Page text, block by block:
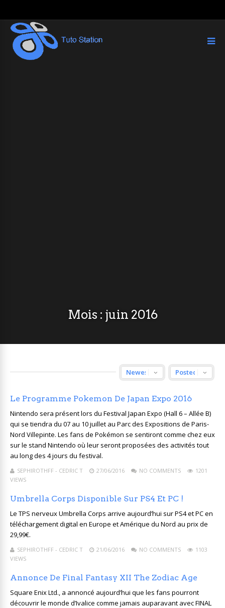
Mois : juin 2016
Le Programme Pokemon De Japan Expo 2016
Nintendo sera présent lors du Festival Japan Expo (Hall 6 – Allée B)
qui se tiendra du 07 au 10 juillet au Parc des Expositions de Paris-
Nord Villepinte. Les fans de Pokémon se sentiront comme chez eux
sur le stand Nintendo où leur seront proposées des activités tout
au long des 4 jours du festival.
SEPHIROTHFF - CEDRIC T 27/06/2016 NO COMMENTS
1201
VIEWS
Umbrella Corps Disponible Sur PS4 Et PC !
Le TPS nerveux Umbrella Corps arrive aujourd’hui sur PS4 et PC en
téléchargement digital en Europe et Amérique du Nord au prix de
29,99€.
SEPHIROTHFF - CEDRIC T 21/06/2016 NO COMMENTS
1103
VIEWS
Annonce De Final Fantasy XII The Zodiac Age
Square Enix Ltd., a annoncé aujourd’hui que les fans pourront
découvrir le monde d’Ivalice comme jamais auparavant avec FINAL